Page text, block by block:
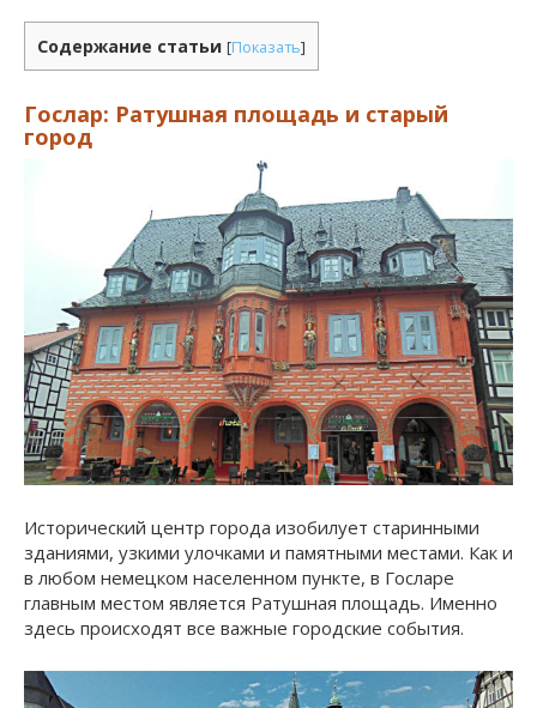
Содержание статьи [Показать]
Гослар: Ратушная площадь и старый
город
Исторический центр города изобилует старинными
зданиями, узкими улочками и памятными местами. Как и
в любом немецком населенном пункте, в Госларе
главным местом является Ратушная площадь. Именно
здесь происходят все важные городские события.